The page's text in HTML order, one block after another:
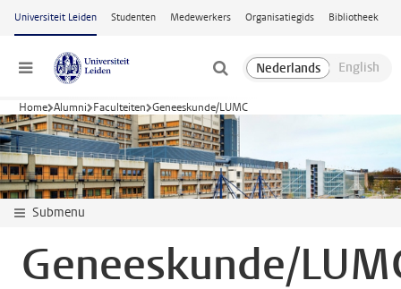
Ga naar hoofdinhoud
Universiteit Leiden Studenten Medewerkers Organisatiegids Bibliotheek
Menu
Home Alumni Faculteiten Geneeskunde/LUMC
Submenu
Geneeskunde/